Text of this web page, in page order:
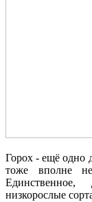
Горох - ещё одно
тоже вполне
низкорослые